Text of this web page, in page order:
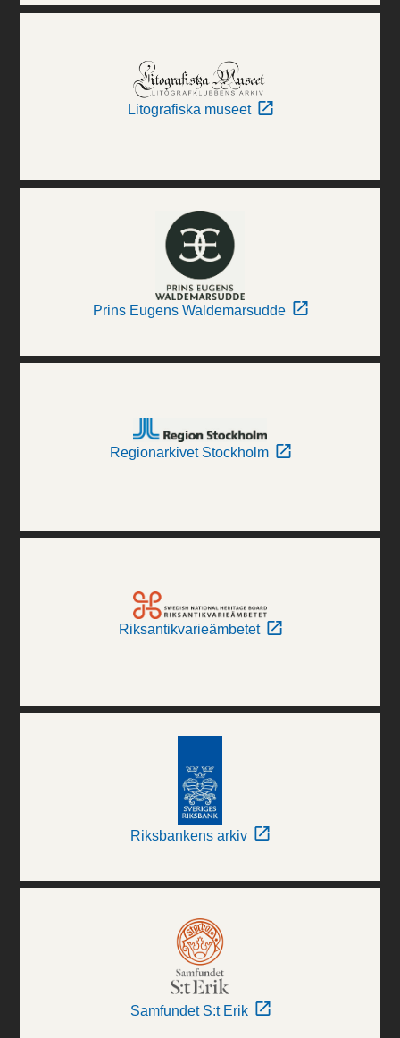
Litografiska museet
Prins Eugens Waldemarsudde
Regionarkivet Stockholm
Riksantikvarieämbetet
Riksbankens arkiv
Samfundet S:t Erik